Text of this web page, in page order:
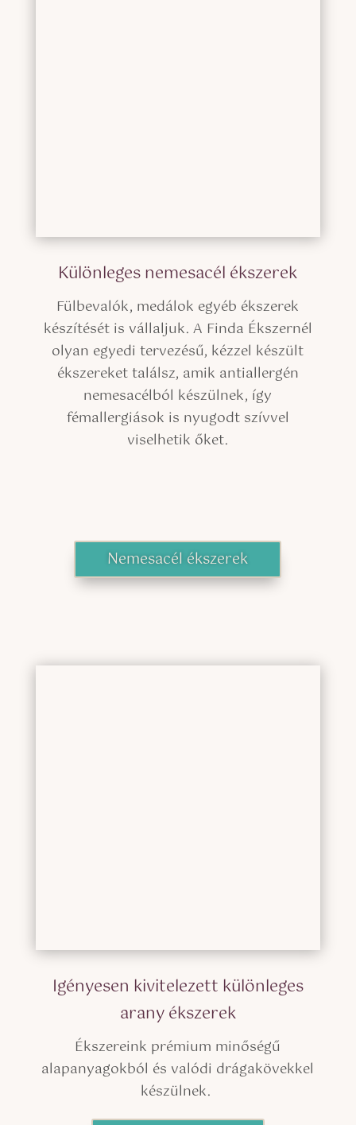
Különleges nemesacél ékszerek
Fülbevalók, medálok egyéb ékszerek
készítését is vállaljuk. A Finda Ékszernél
olyan egyedi tervezésű, kézzel készült
ékszereket találsz, amik antiallergén
nemesacélból készülnek, így
fémallergiások is nyugodt szívvel
viselhetik őket.
Nemesacél ékszerek
Igényesen kivitelezett különleges
arany ékszerek
Ékszereink prémium minőségű
alapanyagokból és valódi drágakövekkel
készülnek.